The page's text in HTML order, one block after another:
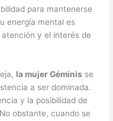
para mantenerse
energía mental es
y el interés de
la mujer Géminis se
a ser dominada.
y la posibilidad de
obstante, cuando se